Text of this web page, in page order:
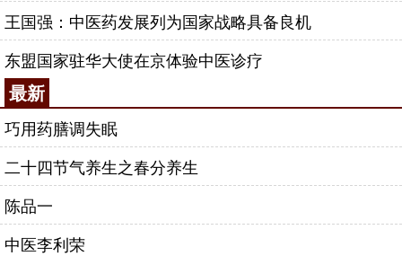
王国强：中医药发展列为国家战略具备良机
东盟国家驻华大使在京体验中医诊疗
最新
巧用药膳调失眠
二十四节气养生之春分养生
陈品一
中医李利荣